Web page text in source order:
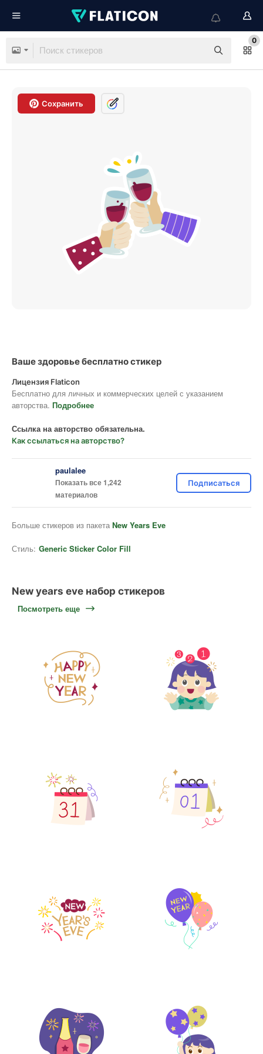
0
Сохранить
Ваше здоровье бесплатно стикер
Лицензия Flaticon
Бесплатно для личных и коммерческих целей с указанием
авторства. Подробнее
Ссылка на авторство обязательна.
Как ссылаться на авторство?
paulalee
Показать все 1,242
материалов
Подписаться
Больше стикеров из пакета New Years Eve
Стиль: Generic Sticker Color Fill
New years eve набор стикеров
Посмотреть еще